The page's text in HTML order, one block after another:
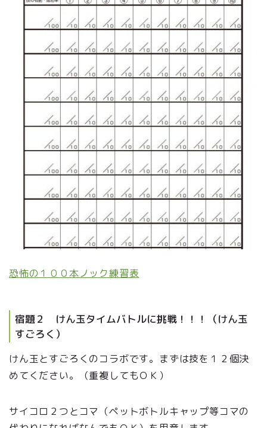
恐怖の１００本ノック練習表
宿題２ けん玉タイムバトルに挑戦！！！（けん玉
すごろく）
けん玉とすごろくのコラボです。まずは技を１２個決
めてください。（重複してもＯＫ）
サイコロ２つとコマ（ペットボトルキャップ等コマの